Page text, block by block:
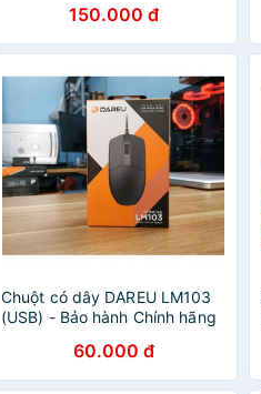
150.000 đ
Chuột có dây DAREU LM103
(USB) - Bảo hành Chính hãng
60.000 đ